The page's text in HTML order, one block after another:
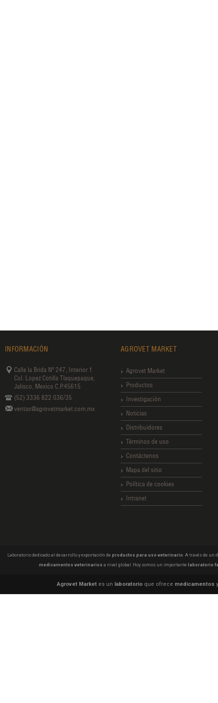
INFORMACIÓN
Calle la Brida Nº 247, Interior 1
Col. Lopez Cotilla Tlaquepaque,
Jalisco, Mexico C.P.45615
(52) 3336 822 036/35
ventas@agrovetmarket.com.mx
AGROVET MARKET
Agrovet Market
Productos
Investigación
Noticias
Distribuidores
Términos de uso
Contáctenos
Mapa del sitio
Política de cookies
Intranet
Laboratorio dedicado al desarrollo y exportación de productos para uso veterinario . A través de un
medicamentos veterinarios a nivel global. Hoy somos un importante laboratorio
Agrovet Market es un laboratorio que ofrece medicamentos